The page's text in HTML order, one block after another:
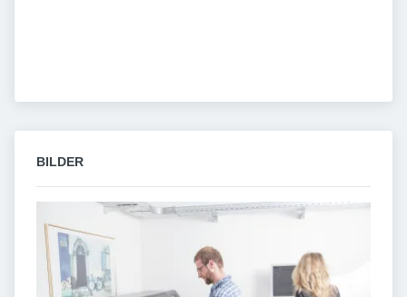
BILDER